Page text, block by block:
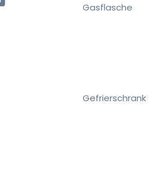
Gasflasche
Gefrierschrank